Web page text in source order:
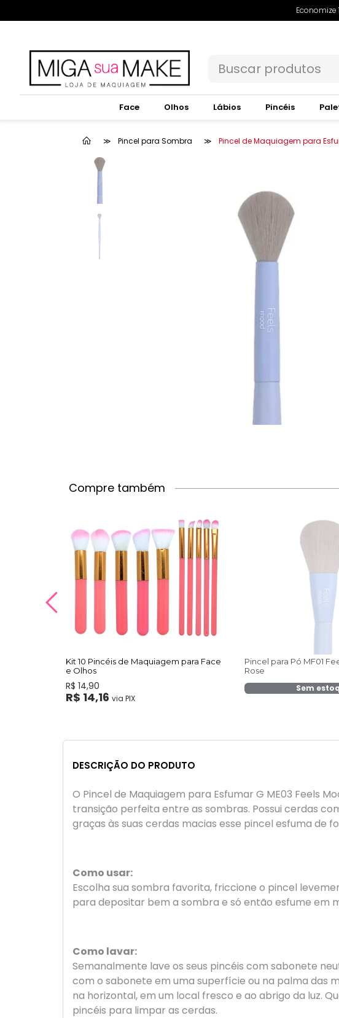
Economize
Face Olhos Lábios Pincéis
Pincel para Sombra Pincel de Maquiagem para
Compre também
Kit 10 Pincéis de Maquiagem para Face
e Olhos
R$ 14,90
R$ 14,16 via PIX
Pincel para Pó MF01
Rose
Sem
DESCRIÇÃO DO PRODUTO
O Pincel de Maquiagem para Esfumar G ME03 Feels
transição perfeita entre as sombras. Possui cerdas
graças às suas cerdas macias esse pincel esfuma de
Como usar:
Escolha sua sombra favorita, friccione o pincel
para depositar bem a sombra e só então esfume em
Como lavar:
Semanalmente lave os seus pincéis com sabonete
com o sabonete em uma superfície ou na palma das
na horizontal, em um local fresco e ao abrigo da luz.
pincéis para limpar as cerdas.